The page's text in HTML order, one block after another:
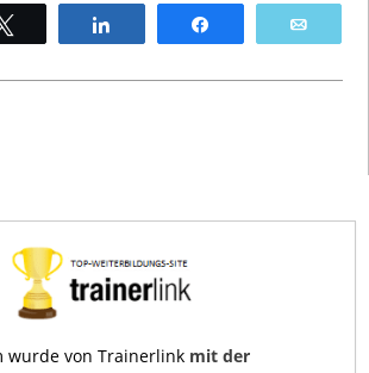
wurde von Trainerlink mit der